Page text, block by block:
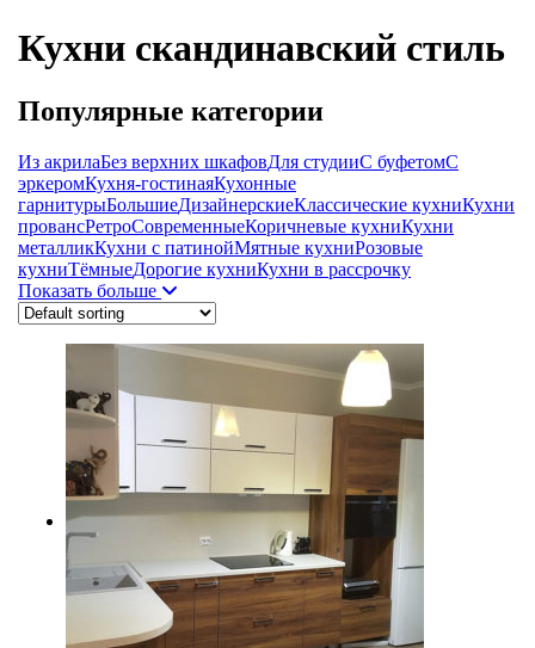
Кухни скандинавский стиль
Популярные категории
Из акрилаБез верхних шкафовДля студииС буфетомС
эркеромКухня-гостинаяКухонные
гарнитурыБольшиеДизайнерскиеКлассические кухниКухни
провансРетроСовременныеКоричневые кухниКухни
металликКухни с патинойМятные кухниРозовые
кухниТёмныеДорогие кухниКухни в рассрочку
Показать больше